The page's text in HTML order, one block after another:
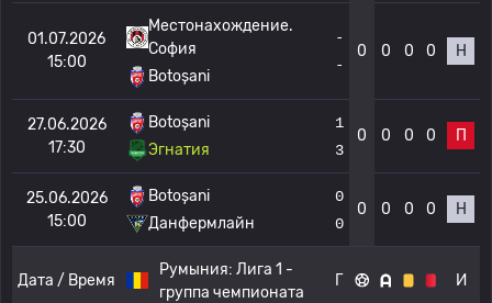
01.07.2026
15:00
Местонахождение.
София
Botoșani
-
-
0 0 0 0 Н
27.06.2026
17:30
Botoșani
Эгнатия
1
3
0 0 0 0 П
25.06.2026
15:00
Botoșani
Данфермлайн
0
0
0 0 0 0 Н
Дата / Время
Румыния: Лига 1 -
группа чемпионата
Г И